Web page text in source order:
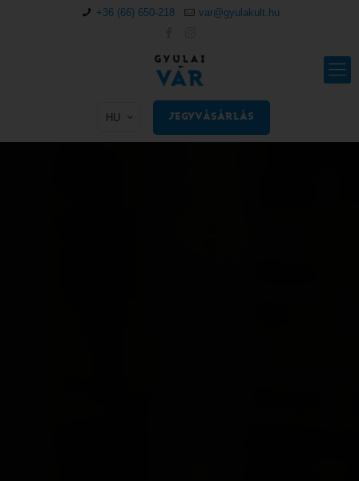
+36 (66) 650-218 var@gyulakult.hu
HU JEGYVÁSÁRLÁS